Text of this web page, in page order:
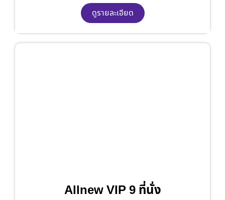
ดูรายละเอียด
Allnew VIP 9 ที่นั่ง